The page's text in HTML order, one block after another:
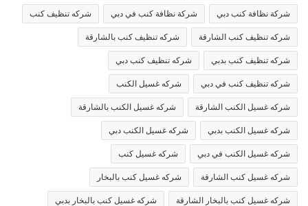
شركة نظافة كنب دبي شركة نظافة كنب في دبي شركه تنظيف كنب
شركه تنظيف كنب الشارقة شركه تنظيف كنب بالشارقة
شركه تنظيف كنب بدبي شركه تنظيف كنب دبي
شركه تنظيف كنب في دبي شركه غسيل الكنب
شركه غسيل الكنب الشارقة شركه غسيل الكنب بالشارقة
شركه غسيل الكنب بدبي شركه غسيل الكنب دبي
شركه غسيل الكنب في دبي شركه غسيل كنب
شركه غسيل كنب الشارقة شركه غسيل كنب بالبخار
شركه غسيل كنب بالبخار الشارقة شركه غسيل كنب بالبخار بدبي